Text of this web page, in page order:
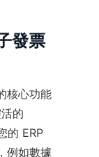
發票
核心功能
的
的 ERP
例如數據